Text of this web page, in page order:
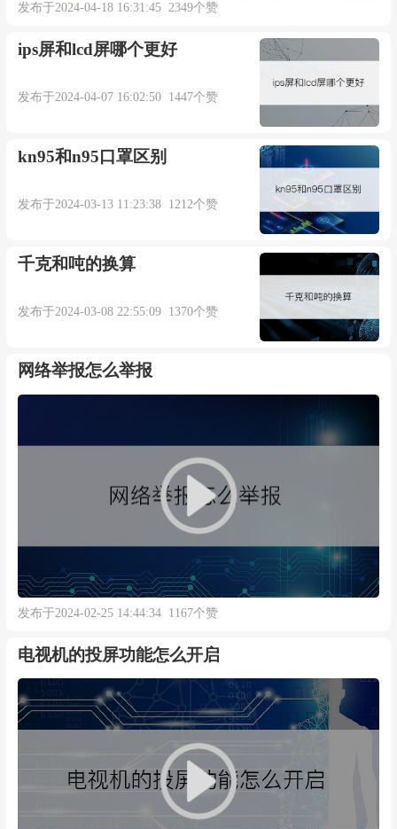
发布于2024-04-18 16:31:45 2349个赞
ips屏和lcd屏哪个更好
发布于2024-04-07 16:02:50 1447个赞
kn95和n95口罩区别
发布于2024-03-13 11:23:38 1212个赞
千克和吨的换算
发布于2024-03-08 22:55:09 1370个赞
网络举报怎么举报
发布于2024-02-25 14:44:34 1167个赞
电视机的投屏功能怎么开启